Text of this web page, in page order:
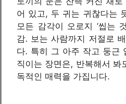
어 있고, 두 귀는 귀찮다는
모든 감각이 오로지 ‘씹는
감. 보는 사람까지 저절로
다. 특히 그 아주 작고 둥근
직이는 장면은, 반복해서 봐
독적인 매력을 가집니다.